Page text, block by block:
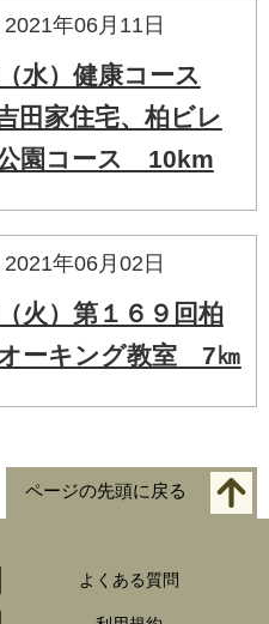
年06月11日
水）健康コース
田家住宅、柏ビレ
園コース 10km
年06月02日
火）第１６９回柏
ーキング教室 7㎞
ページの先頭に戻る
よくある質問